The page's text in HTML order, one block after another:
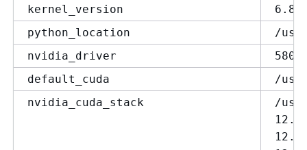
kernel_version
python_location
/
nvidia_driver
default_cuda
/
nvidia_cuda_stack
/